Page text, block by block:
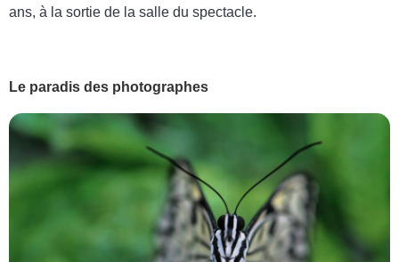
ans, à la sortie de la salle du spectacle.
Le paradis des photographes